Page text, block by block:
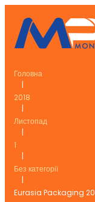
content
Головна
|
2018
|
Листопад
|
1
|
Без категорії
|
Eurasia Packaging